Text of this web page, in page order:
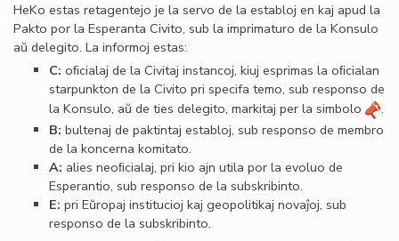
HeKo estas retagentejo je la servo de la establoj en kaj apud la
Pakto por la Esperanta Civito, sub la imprimaturo de la Konsulo
aŭ delegito. La informoj estas:
C: oﬁcialaj de la Civitaj instancoj, kiuj esprimas la oﬁcialan
starpunkton de la Civito pri specifa temo, sub responso de
la Konsulo, aŭ de ties delegito, markitaj per la simbolo
.
B: bultenaj de paktintaj establoj, sub responso de membro
de la koncerna komitato.
A: alies neoﬁcialaj, pri kio ajn utila por la evoluo de
Esperantio, sub responso de la subskribinto.
E: pri Eŭropaj institucioj kaj geopolitikaj novaĵoj, sub
responso de la subskribinto.